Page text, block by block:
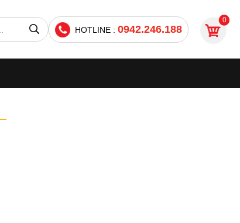
HOTLINE : 0942.246.188
0